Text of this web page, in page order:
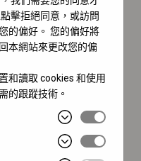
擊拒絕同意，或訪問
的偏好。 您的偏好將
本網站來更改您的偏
和讀取 cookies 和使用
的跟蹤技術。